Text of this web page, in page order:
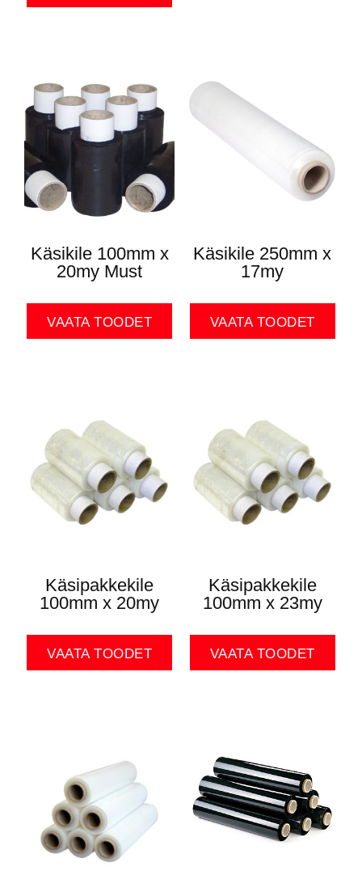
Käsikile 100mm x
20my Must
VAATA TOODET
Käsikile 250mm x
17my
VAATA TOODET
Käsipakkekile
100mm x 20my
VAATA TOODET
Käsipakkekile
100mm x 23my
VAATA TOODET